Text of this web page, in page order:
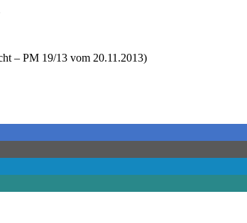
– PM 19/13 vom 20.11.2013)